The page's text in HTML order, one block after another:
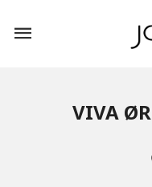
innholdet
VIVA